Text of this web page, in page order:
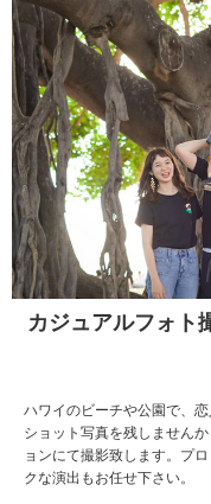
カジュアルフォト
ハワイのビーチや公園で、
ショット写真を残しません
ョンにて撮影致します。プ
クな演出もお任せ下さい。